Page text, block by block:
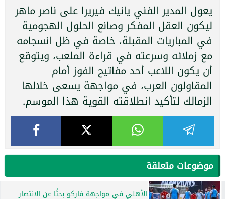
يعول المدير الفني يانيك فيريرا على ناصر ماهر
ليكون العقل المفكر وصانع الحلول الهجومية
في المباريات المقبلة، خاصة في ظل انسجامه
مع زملائه وسرعته في قراءة الملعب، ويتوقع
أن يكون اللاعب أحد مفاتيح الفوز أمام
المقاولون العرب، في مواجهة يسعى خلالها
الزمالك لتأكيد انطلاقته القوية هذا الموسم.
موضوعات متعلقة
الأهلي في مواجهة فاركو بحثًا عن الانتصار